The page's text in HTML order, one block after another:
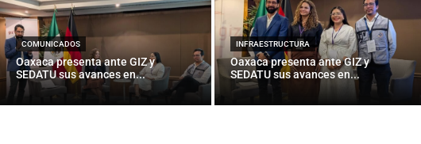
COMUNICADOS
Oaxaca presenta ante GIZ y
SEDATU sus avances en...
INFRAESTRUCTURA
Oaxaca presenta ante GIZ y
SEDATU sus avances en...